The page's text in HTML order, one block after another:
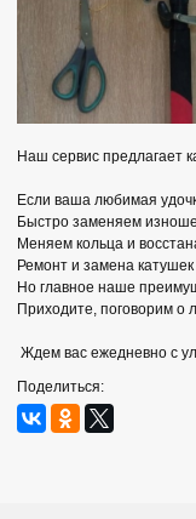
Наш сервис предлагает
Если ваша любимая
Быстро заменяем
Меняем кольца и
Ремонт и замена
Но главное наше
Приходите, поговорим о
Ждем вас ежедневно с
Поделиться: